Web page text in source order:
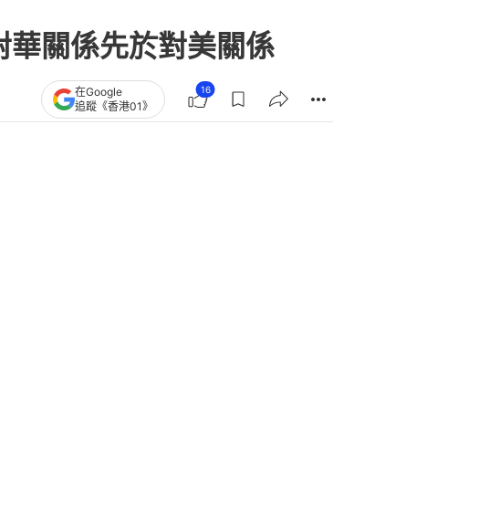
關係先於對美關係
在Google
追蹤《香港01》
16